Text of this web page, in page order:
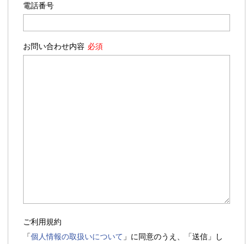
電話番号
お問い合わせ内容
ご利用規約
「個人情報の取扱いについて 」に同意のうえ、「送信」し